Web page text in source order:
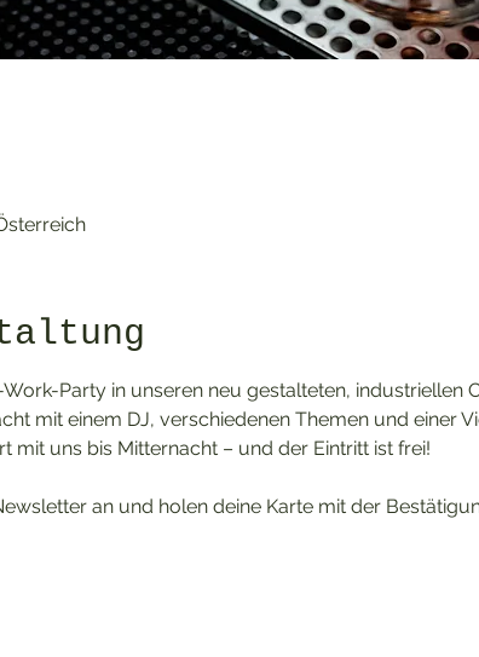
Party in unseren neu gestalteten, industriellen
mit einem DJ, verschiedenen Themen und einer
mit uns bis Mitternacht – und der Eintritt ist frei!
an und holen deine Karte mit der